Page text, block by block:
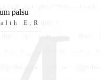
palsu
E.R